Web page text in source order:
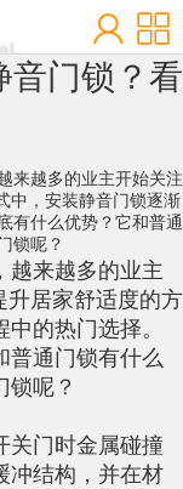
音门锁？看
来越多的业主开始关注
中，安装静音门锁逐渐
有什么优势？它和普通
锁呢？
越来越多的业主
升居家舒适度的方
的热门选择。
普通门锁有什么
锁呢？
关门时金属碰撞
冲结构，并在材